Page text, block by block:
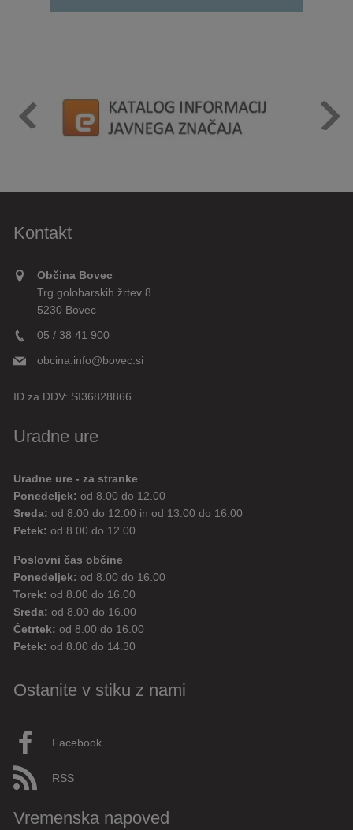
Kontakt
Občina Bovec
Trg golobarskih žrtev 8
5230 Bovec
05 / 38 41 900
obcina.info@bovec.si
ID za DDV: SI36828866
Uradne ure
Uradne ure - za stranke
Ponedeljek: od 8.00 do 12.00
Sreda: od 8.00 do 12.00 in od 13.00 do 16.00
Petek: od 8.00 do 12.00
Poslovni čas občine
Ponedeljek: od 8.00 do 16.00
Torek: od 8.00 do 16.00
Sreda: od 8.00 do 16.00
Četrtek: od 8.00 do 16.00
Petek: od 8.00 do 14.30
Ostanite v stiku z nami
Facebook
RSS
Vremenska napoved